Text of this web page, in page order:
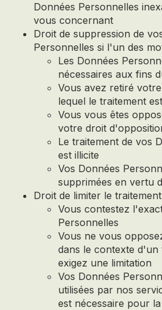
Données Personnelles
vous concernant
Droit de suppression de
Personnelles si l'un des
Les Données
nécessaires aux fins
Vous avez retiré
lequel le traitement
Vous vous êtes
votre droit
Le traitement de vos
est illicite
Vos Données
supprimées en vertu
Droit de limiter le
Vous contestez
Personnelles
Vous ne vous
dans le contexte d'un
exigez une limitation
Vos Données
utilisées par nos
est nécessaire pour